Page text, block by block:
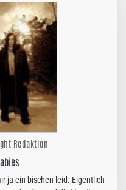
Redaktion
ja ein bischen leid. Eigentlich